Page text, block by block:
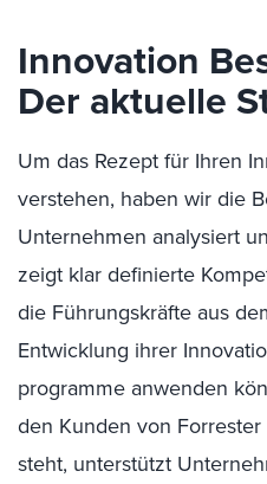
Innovation
Der aktuelle
Um das Rezept für Ihren
verstehen, haben wir die
Unternehmen analysiert
zeigt klar definierte
die Führungskräfte aus
Entwicklung ihrer
programme anwenden
den Kunden von
steht, unterstützt